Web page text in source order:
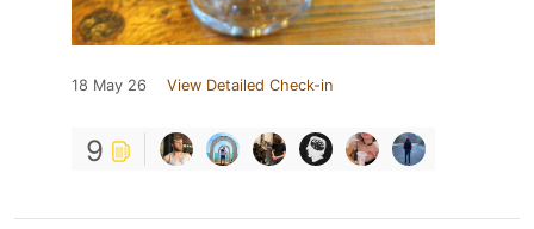
18 May 26 View Detailed Check-in
9